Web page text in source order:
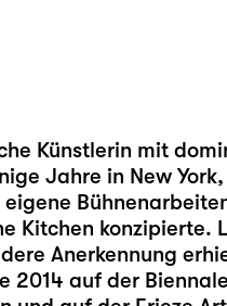
Künstlerin mit
Jahre in New
Kitchen konzipierte.
Anerkennung
2014 auf der